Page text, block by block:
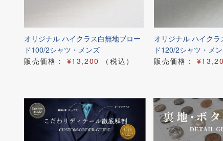
オリジナル ハイクラス白無地ブロー
ド100/2シャツ・メンズ
販売価格： ¥13,200 （税込）
オリジナル ハイク
ド120/2シャツ・メ
販売価格：